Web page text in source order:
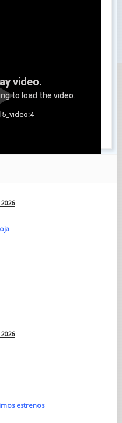
video.
to load the video.
estrenos